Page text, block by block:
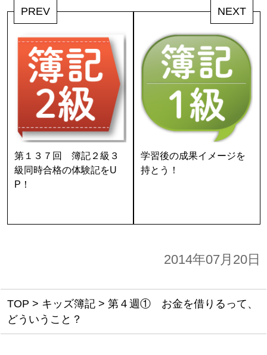
PREV
第１３７回 簿記２級３
級同時合格の体験記をU
P！
NEXT
学習後の成果イメージを
持とう！
2014年07月20日
TOP > キッズ簿記> 第４週① お金を借りるって、
どういうこと？